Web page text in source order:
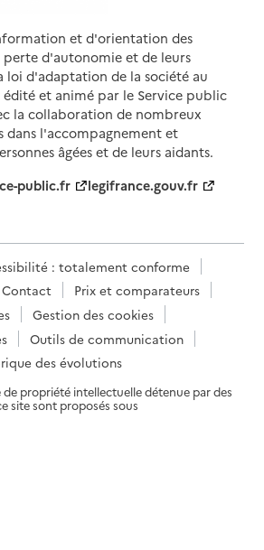
et d'orientation des
perte d'autonomie et de leurs
loi d'adaptation de la société au
et animé par le Service public
la collaboration de nombreux
dans l'accompagnement et
âgées et de leurs aidants.
public.fr
legifrance.gouv.fr
: totalement conforme
Contact
Prix et comparateurs
Gestion des cookies
Outils de communication
des évolutions
propriété intellectuelle détenue par des
site sont proposés sous